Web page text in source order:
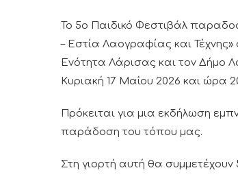
Το 5ο Παιδικό Φεστιβάλ
– Εστία Λαογραφίας και
Ενότητα Λάρισας και τον Δήμο
Κυριακή 17 Μαΐου 2026 και
Πρόκειται για μια εκδήλωση
παράδοση του τόπου μας.
Στη γιορτή αυτή θα